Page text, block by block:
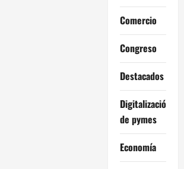
Comercio
Congreso
Destacados
Digitalización
de pymes
Economía